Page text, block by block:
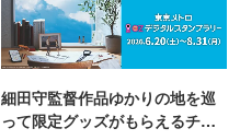
細田守監督作品ゆかりの地を巡
って限定グッズがもらえるチャ